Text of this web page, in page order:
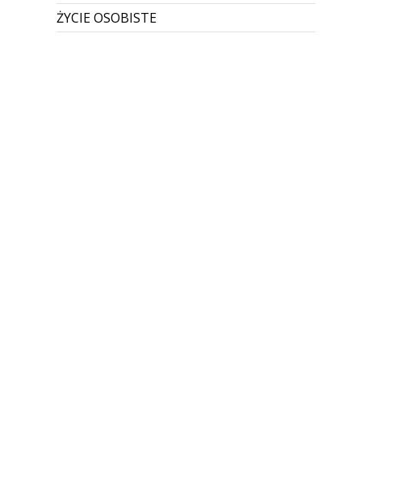
ŻYCIE OSOBISTE